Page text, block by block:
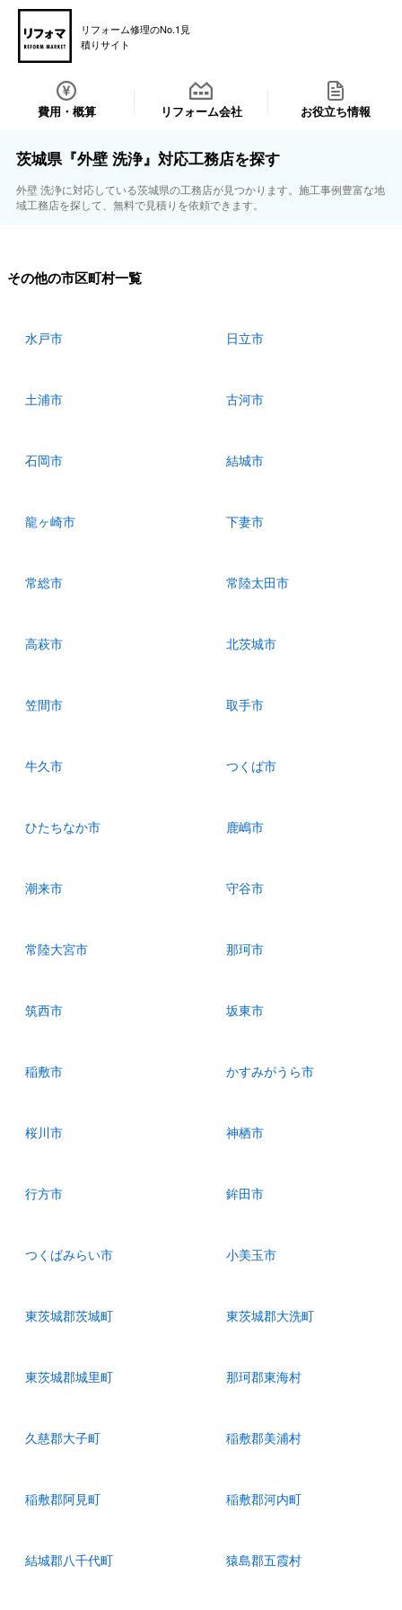
リフォーム修理のNo.1見
積りサイト
費用・概算 リフォーム会社 お役立ち情報
茨城県『外壁 洗浄』対応工務店を探す
外壁 洗浄に対応している茨城県の工務店が見つかります。施工事例豊富な地
域工務店を探して、無料で見積りを依頼できます。
その他の市区町村一覧
水戸市 日立市
土浦市 古河市
石岡市 結城市
龍ヶ崎市 下妻市
常総市 常陸太田市
高萩市 北茨城市
笠間市 取手市
牛久市 つくば市
ひたちなか市 鹿嶋市
潮来市 守谷市
常陸大宮市 那珂市
筑西市 坂東市
稲敷市 かすみがうら市
桜川市 神栖市
行方市 鉾田市
つくばみらい市 小美玉市
東茨城郡茨城町 東茨城郡大洗町
東茨城郡城里町 那珂郡東海村
久慈郡大子町 稲敷郡美浦村
稲敷郡阿見町 稲敷郡河内町
結城郡八千代町 猿島郡五霞村